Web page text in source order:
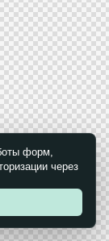
форм,
через